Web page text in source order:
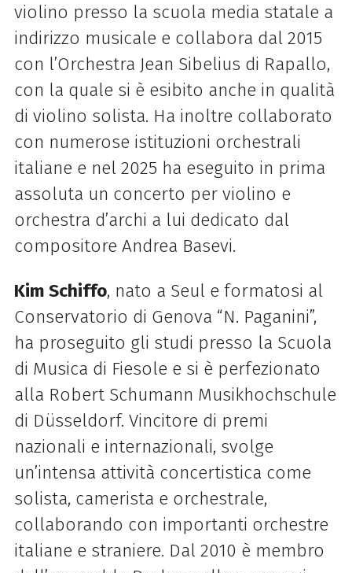
violino presso la scuola media statale a
indirizzo musicale e collabora dal 2015
con l’Orchestra Jean Sibelius di Rapallo,
con la quale si è esibito anche in qualità
di violino solista. Ha inoltre collaborato
con numerose istituzioni orchestrali
italiane e nel 2025 ha eseguito in prima
assoluta un concerto per violino e
orchestra d’archi a lui dedicato dal
compositore Andrea Basevi.
Kim Schiffo, nato a Seul e formatosi al
Conservatorio di Genova “N. Paganini”,
ha proseguito gli studi presso la Scuola
di Musica di Fiesole e si è perfezionato
alla Robert Schumann Musikhochschule
di Düsseldorf. Vincitore di premi
nazionali e internazionali, svolge
un’intensa attività concertistica come
solista, camerista e orchestrale,
collaborando con importanti orchestre
italiane e straniere. Dal 2010 è membro